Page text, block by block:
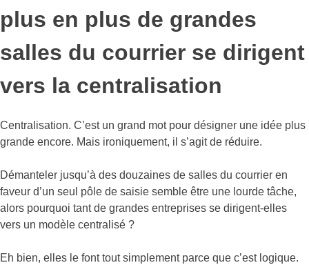
plus en plus de grandes
salles du courrier se dirigent
vers la centralisation
Centralisation. C’est un grand mot pour désigner une idée plus
grande encore. Mais ironiquement, il s’agit de réduire.
Démanteler jusqu’à des douzaines de salles du courrier en
faveur d’un seul pôle de saisie semble être une lourde tâche,
alors pourquoi tant de grandes entreprises se dirigent-elles
vers un modèle centralisé ?
Eh bien, elles le font tout simplement parce que c’est logique.